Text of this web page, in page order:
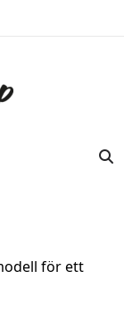
för ett